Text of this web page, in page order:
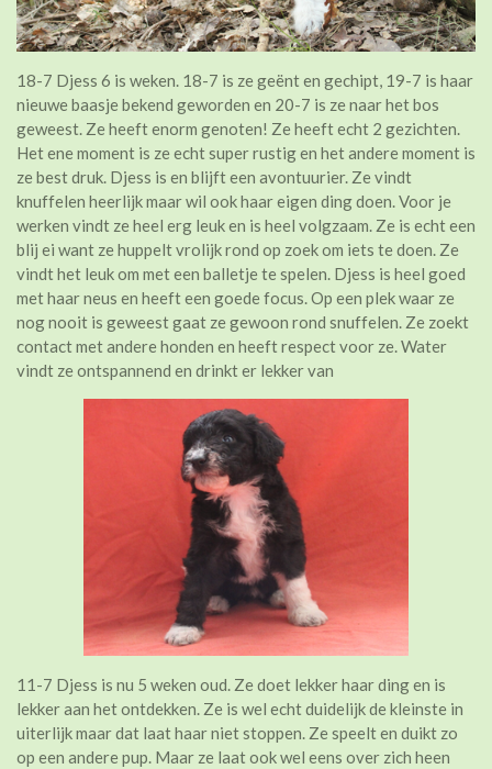
18-7 Djess 6 is weken. 18-7 is ze geënt en gechipt, 19-7 is haar
nieuwe baasje bekend geworden en 20-7 is ze naar het bos
geweest. Ze heeft enorm genoten! Ze heeft echt 2 gezichten.
Het ene moment is ze echt super rustig en het andere moment is
ze best druk. Djess is en blijft een avontuurier. Ze vindt
knuffelen heerlijk maar wil ook haar eigen ding doen. Voor je
werken vindt ze heel erg leuk en is heel volgzaam. Ze is echt een
blij ei want ze huppelt vrolijk rond op zoek om iets te doen. Ze
vindt het leuk om met een balletje te spelen. Djess is heel goed
met haar neus en heeft een goede focus. Op een plek waar ze
nog nooit is geweest gaat ze gewoon rond snuffelen. Ze zoekt
contact met andere honden en heeft respect voor ze. Water
vindt ze ontspannend en drinkt er lekker van
11-7 Djess is nu 5 weken oud. Ze doet lekker haar ding en is
lekker aan het ontdekken. Ze is wel echt duidelijk de kleinste in
uiterlijk maar dat laat haar niet stoppen. Ze speelt en duikt zo
op een andere pup. Maar ze laat ook wel eens over zich heen